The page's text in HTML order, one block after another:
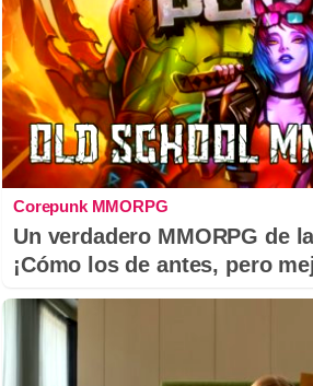
Corepunk MMORPG
Un verdadero MMORPG de
¡Cómo los de antes, pero